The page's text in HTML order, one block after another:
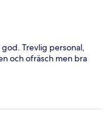
Trevlig personal,
och ofräsch men bra